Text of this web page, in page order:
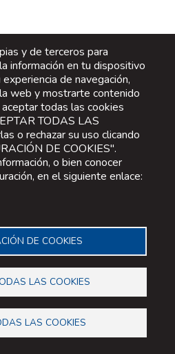
y de terceros para
información en tu dispositivo
de navegación,
web y mostrarte contenido
todas las cookies
TODAS LAS
o rechazar su uso clicando
DE COOKIES".
o bien conocer
en el siguiente enlace:
DE COOKIES
LAS COOKIES
LAS COOKIES